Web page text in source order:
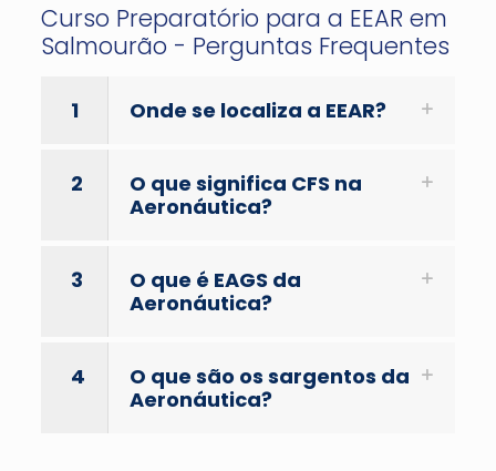
Curso Preparatório para a EEAR em
Salmourão - Perguntas Frequentes
1 Onde se localiza a EEAR?
2
O que significa CFS na
Aeronáutica?
3
O que é EAGS da
Aeronáutica?
4
O que são os sargentos da
Aeronáutica?